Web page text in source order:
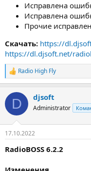
Исправлена
Исправлена
Прочие
Скачать: https://
https://dl.djsoft.net/
Р
е
к
и
Radio High Fly
D djsoft
Administrator
17.10.2022
RadioBOSS 6.2.2